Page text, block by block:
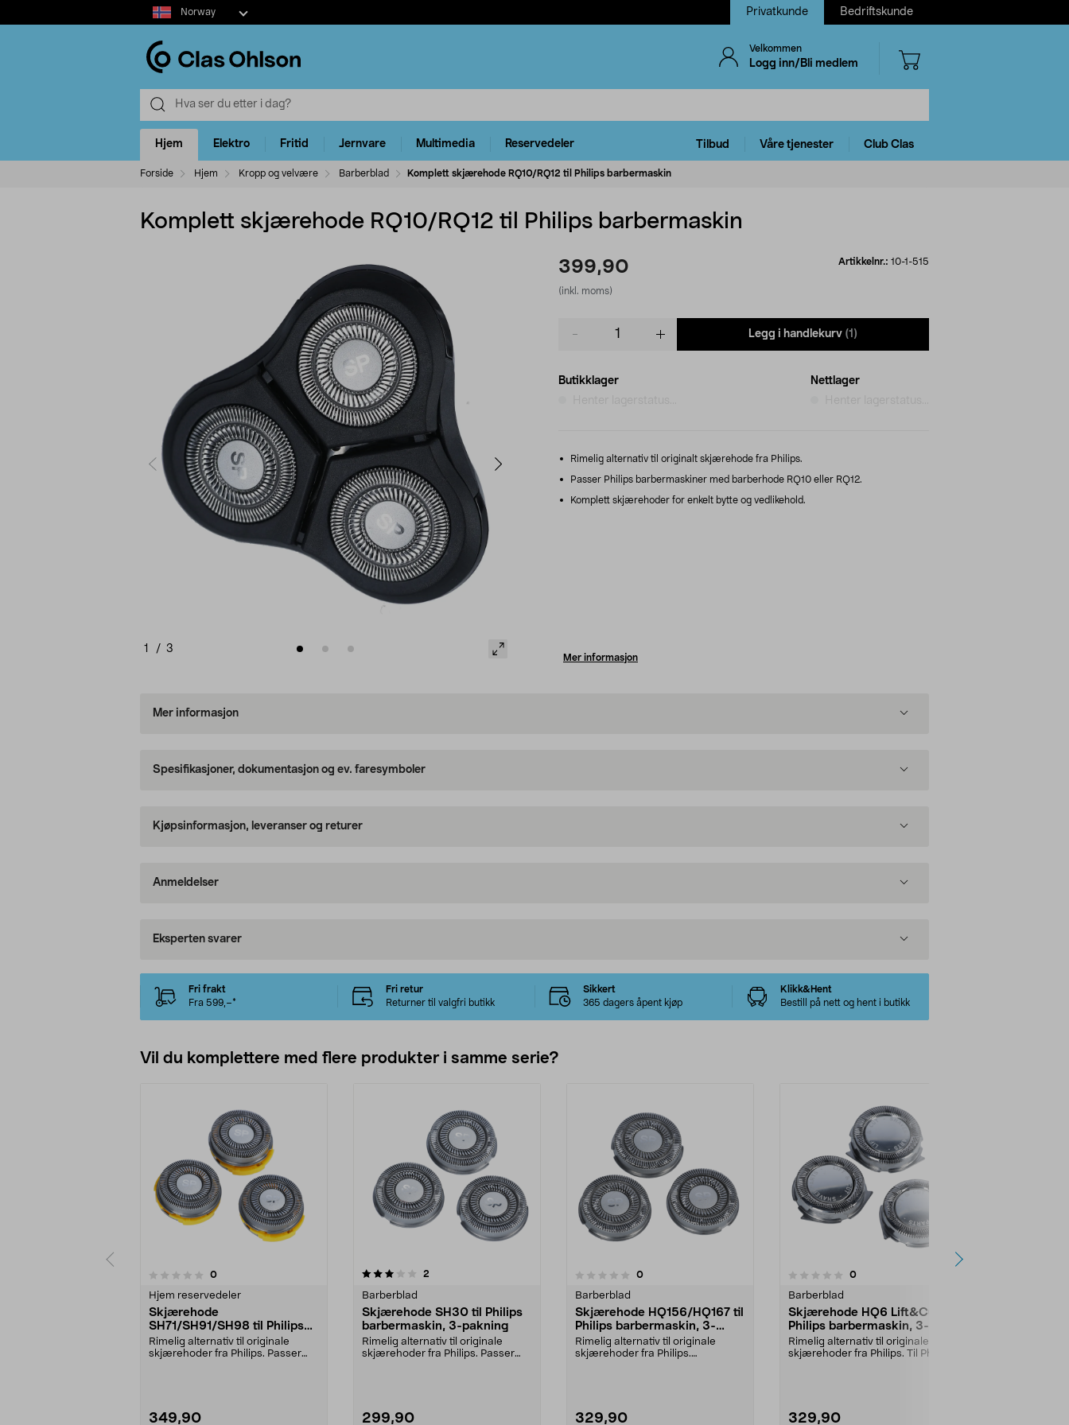
Select
market
Norway Privatkunde Bedriftskunde
Velkommen
Logg inn/Bli medlem
Hjem Elektro Fritid Jernvare Multimedia Reservedeler Tilbud Våre tjenester Club Clas
Forside Hjem Kropp og velvære Barberblad Komplett skjærehode RQ10/RQ12 til Philips barbermaskin
Komplett skjærehode RQ10/RQ12 til Philips barbermaskin
1 / 3
399,90
(inkl. moms)
Artikkelnr.: 10-1-515
Legg i handlekurv (1)
Butikklager
Nettlager
Rimelig alternativ til originalt skjærehode fra Philips.
Passer Philips barbermaskiner med barberhode RQ10 eller RQ12.
Komplett skjærehoder for enkelt bytte og vedlikehold.
Mer informasjon
Mer informasjon
Spesifikasjoner, dokumentasjon og ev. faresymboler
Kjøpsinformasjon, leveranser og returer
Anmeldelser
Eksperten svarer
Fri frakt
Fra 599,–*
Fri retur
Returner til valgfri butikk
Sikkert
365 dagers åpent kjøp
Klikk&Hent
Bestill på nett og hent i butikk
Vil du komplettere med flere produkter i samme serie?
0anmeldelser
Hjem reservedeler
Skjærehode
SH71/SH91/SH98 til Philips
barbermaskin, 3-pakning
Rimelig alternativ til originale
skjærehoder fra Philips. Passer
349,90
3.0av 5 stjerner 2
Barberblad
Skjærehode SH30 til Philips
barbermaskin, 3-pakning
Rimelig alternativ til originale
skjærehoder fra Philips. Passer
299,90
0.0 av 5 stjerner 0anmeldelser
Barberblad
Skjærehode HQ156/HQ167 til
Philips barbermaskin, 3-
pakning
Rimelig alternativ til originale
skjærehoder fra Philips.
329,90
0.0 av 5 stjerner 0anmeldelser
Barberblad
Skjærehode HQ6 Lift&Cut til
Philips barbermaskin, 3-
pakning
Rimelig alternativ til originale
skjærehoder fra Philips. Til Philips
329,90
0.0 av 5 stjerner